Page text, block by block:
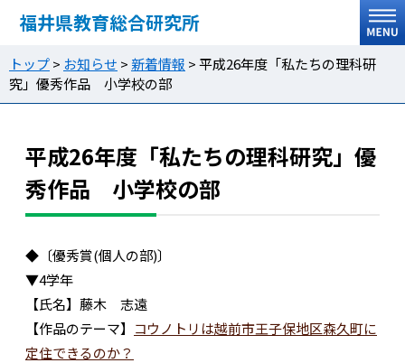
福井県教育総合研究所
トップ> お知らせ > 新着情報 >平成26年度「私たちの理科研
究」優秀作品 小学校の部
平成26年度「私たちの理科研究」優
秀作品 小学校の部
◆〔優秀賞(個人の部)〕
▼4学年
【氏名】藤木 志遠
【作品のテーマ】 コウノトリは越前市王子保地区森久町に
定住できるのか？